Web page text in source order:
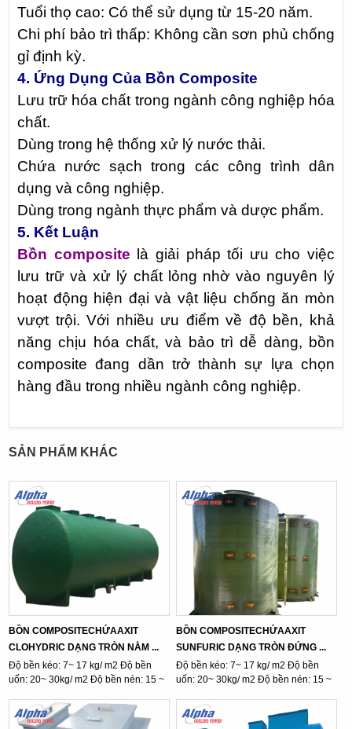
Tuổi thọ cao: Có thể sử dụng từ 15-20 năm.
Chi phí bảo trì thấp: Không cần sơn phủ chống
gỉ định kỳ.
4. Ứng Dụng Của Bồn Composite
Lưu trữ hóa chất trong ngành công nghiệp hóa
chất.
Dùng trong hệ thống xử lý nước thải.
Chứa nước sạch trong các công trình dân
dụng và công nghiệp.
Dùng trong ngành thực phẩm và dược phẩm.
5. Kết Luận
Bồn composite
là giải pháp tối ưu cho việc
lưu trữ và xử lý chất lỏng nhờ vào nguyên lý
hoạt động hiện đại và vật liệu chống ăn mòn
vượt trội. Với nhiều ưu điểm về độ bền, khả
năng chịu hóa chất, và bảo trì dễ dàng, bồn
composite đang dần trở thành sự lựa chọn
hàng đầu trong nhiều ngành công nghiệp.
SẢN PHẨM KHÁC
BỒN COMPOSITECHỨAAXIT
CLOHYDRIC DẠNG TRÒN NẰM ...
Độ bền kéo: 7~ 17 kg/ m2 Độ bền
uốn: 20~ 30kg/ m2 Độ bền nén: 15 ~
BỒN COMPOSITECHỨAAXIT
SUNFURIC DẠNG TRÒN ĐỨNG ...
Độ bền kéo: 7~ 17 kg/ m2 Độ bền
uốn: 20~ 30kg/ m2 Độ bền nén: 15 ~